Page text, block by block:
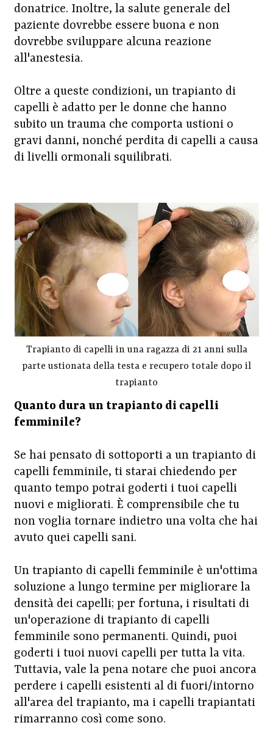
donatrice. Inoltre, la salute generale del
paziente dovrebbe essere buona e non
dovrebbe sviluppare alcuna reazione
all'anestesia.
Oltre a queste condizioni, un trapianto di
capelli è adatto per le donne che hanno
subito un trauma che comporta ustioni o
gravi danni, nonché perdita di capelli a causa
di livelli ormonali squilibrati.
Trapianto di capelli in una ragazza di 21 anni sulla
parte ustionata della testa e recupero totale dopo il
trapianto
Quanto dura un trapianto di capelli
femminile?
Se hai pensato di sottoporti a un trapianto di
capelli femminile, ti starai chiedendo per
quanto tempo potrai goderti i tuoi capelli
nuovi e migliorati. È comprensibile che tu
non voglia tornare indietro una volta che hai
avuto quei capelli sani.
Un trapianto di capelli femminile è un'ottima
soluzione a lungo termine per migliorare la
densità dei capelli; per fortuna, i risultati di
un'operazione di trapianto di capelli
femminile sono permanenti. Quindi, puoi
goderti i tuoi nuovi capelli per tutta la vita.
Tuttavia, vale la pena notare che puoi ancora
perdere i capelli esistenti al di fuori/intorno
all'area del trapianto, ma i capelli trapiantati
rimarranno così come sono.